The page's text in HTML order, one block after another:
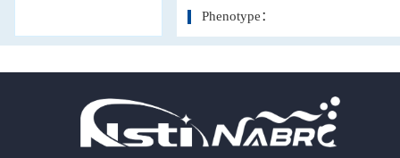
Phenotype：